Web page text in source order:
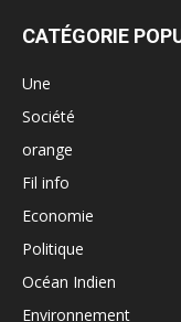
CATÉGORIE
Une
Société
orange
Fil info
Economie
Politique
Océan Indien
Environnement